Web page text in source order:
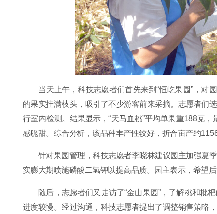
当天上午，科技志愿者们首先来到“恒屹果园”，对
的果实挂满枝头，吸引了不少游客前来采摘。志愿者们
行室内检测。结果显示，“天马血桃”平均单果重188克
感脆甜。综合分析，该品种丰产性较好，折合亩产约
针对果园管理，科技志愿者李晓林建议园主加强夏
实膨大期喷施磷酸二氢钾以提高品质。园主表示，希望
随后，志愿者们又走访了“金山果园”，了解桃和枇
进度较慢。经过沟通，科技志愿者提出了调整销售策略